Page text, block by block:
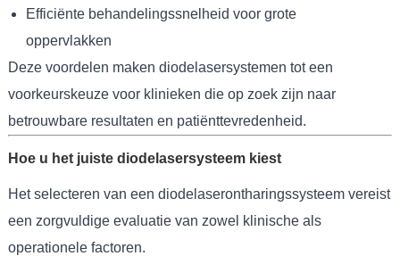
Efficiënte behandelingssnelheid voor grote
oppervlakken
Deze voordelen maken diodelasersystemen tot een
voorkeurskeuze voor klinieken die op zoek zijn naar
betrouwbare resultaten en patiënttevredenheid.
Hoe u het juiste diodelasersysteem kiest
Het selecteren van een diodelaserontharingssysteem vereist
een zorgvuldige evaluatie van zowel klinische als
operationele factoren.